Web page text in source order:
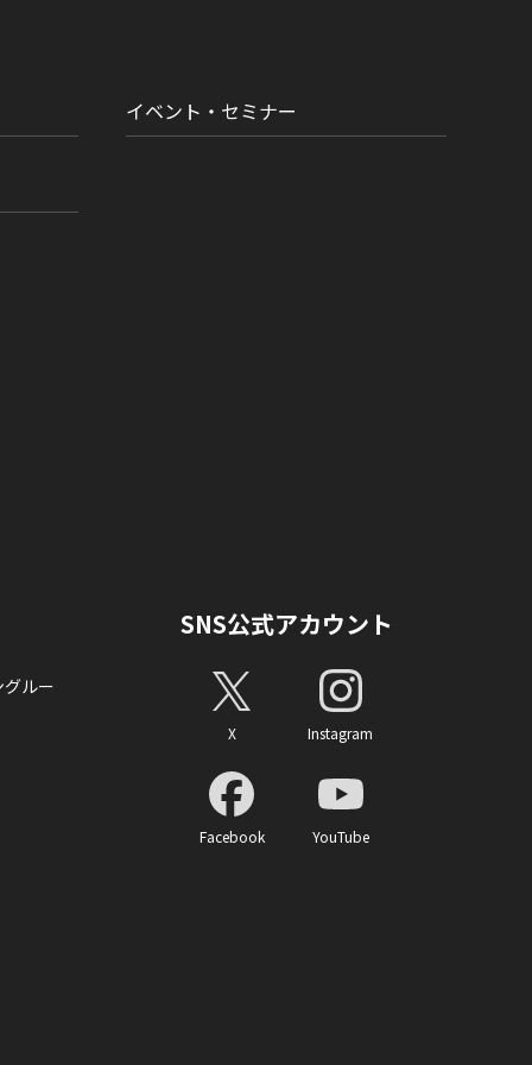
イベント・セミナー
ルー
SNS公式アカウント
X Instagram
Facebook YouTube